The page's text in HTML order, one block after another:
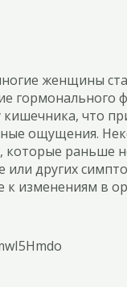
женщины
кишечника, что
ощущения.
раньше
других
изменениям в